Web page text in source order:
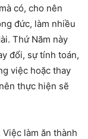
có, cho nên
đức, làm nhiều
Thứ Năm này
đổi, sự tính toán,
việc hoặc thay
thực hiện sẽ
làm ăn thành